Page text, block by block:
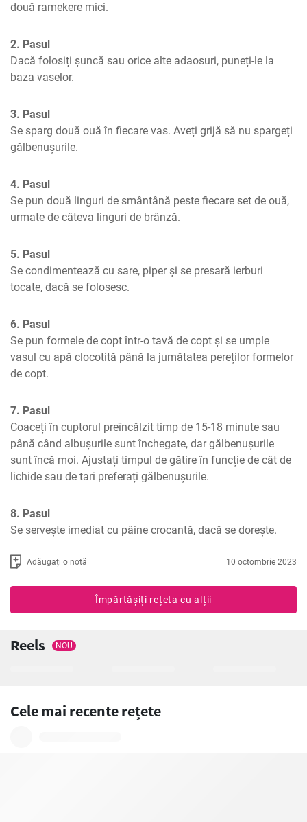
două ramekere mici.
2. Pasul
Dacă folosiți șuncă sau orice alte adaosuri, puneți-le la
baza vaselor.
3. Pasul
Se sparg două ouă în fiecare vas. Aveți grijă să nu spargeți
gălbenușurile.
4. Pasul
Se pun două linguri de smântână peste fiecare set de ouă,
urmate de câteva linguri de brânză.
5. Pasul
Se condimentează cu sare, piper și se presară ierburi
tocate, dacă se folosesc.
6. Pasul
Se pun formele de copt într-o tavă de copt și se umple
vasul cu apă clocotită până la jumătatea pereților formelor
de copt.
7. Pasul
Coaceți în cuptorul preîncălzit timp de 15-18 minute sau
până când albușurile sunt închegate, dar gălbenușurile
sunt încă moi. Ajustați timpul de gătire în funcție de cât de
lichide sau de tari preferați gălbenușurile.
8. Pasul
Se servește imediat cu pâine crocantă, dacă se dorește.
Adăugați o notă 10 octombrie 2023
Împărtășiți rețeta cu alții
Reels NOU
Cele mai recente rețete